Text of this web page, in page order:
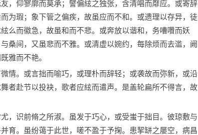
仰寥廓而莫承；譬偏絃之独张，含清唱而靡应。或寄辞
为瑕；象下管之偏疾，故虽应而不和。或遗理以存异，徒
么而徽急，故虽和而不悲。或奔放以谐和，务嘈囋而妖
桑间，又虽悲而不雅。或清虚以婉约，每除烦而去滥，阙
雅而不艳。
。或言拙而喻巧，或理朴而辞轻；或袭故而弥新，或沿
者赴节以投袂，歌者应絃而遣声。是盖轮扁所不得言，故
识前脩之所淑。虽发于巧心，或受蚩于拙目。彼琼敷与
育。虽纷蔼于此世，嗟不盈于予掬。患挈缾之屡空，病昌